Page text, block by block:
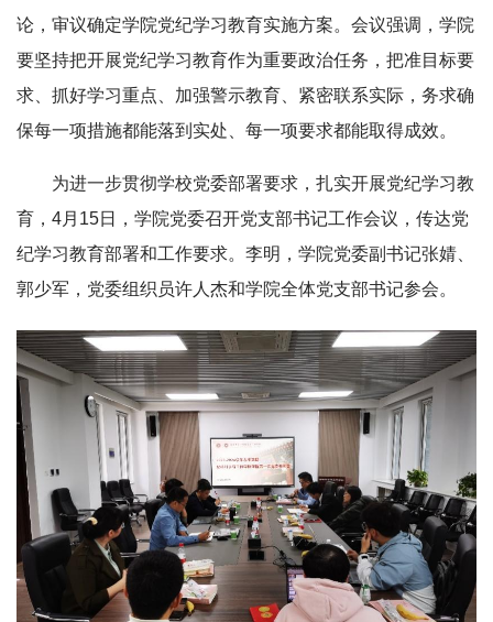
论，审议确定学院党纪学习教育实施方案。会议强调，学院
要坚持把开展党纪学习教育作为重要政治任务，把准目标要
求、抓好学习重点、加强警示教育、紧密联系实际，务求确
保每一项措施都能落到实处、每一项要求都能取得成效。
为进一步贯彻学校党委部署要求，扎实开展党纪学习教
育，4月15日，学院党委召开党支部书记工作会议，传达党
纪学习教育部署和工作要求。李明，学院党委副书记张婧、
郭少军，党委组织员许人杰和学院全体党支部书记参会。